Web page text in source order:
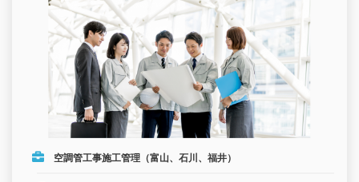
空調管工事施工管理（富山、石川、福井）